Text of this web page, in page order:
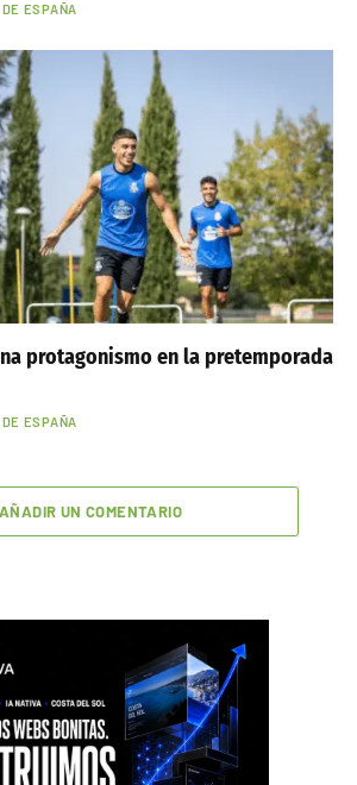
ESPAÑA
protagonismo en la pretemporada
ESPAÑA
AÑADIR UN COMENTARIO